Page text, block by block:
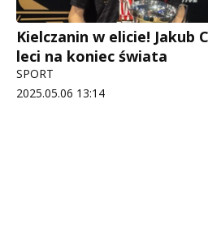
Kielczanin w elicie! Jakub
leci na koniec świata
SPORT
2025.05.06 13:14